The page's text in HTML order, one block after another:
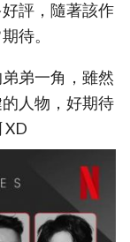
評，隨著該作
待。
弟一角，雖然
人物，好期待
XD